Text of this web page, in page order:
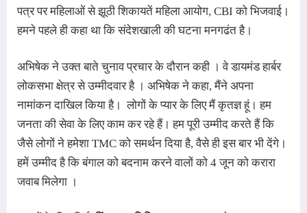
पत्र पर महिलाओं से झूठी शिकायतें महिला आयोग, CBI को भिजवाई।
हमने पहले ही कहा था कि संदेशखाली की घटना मनगढंत है।
अभिषेक ने उक्त बाते चुनाव प्रचार के दौरान कही । वे डायमंड हार्बर
लोकसभा क्षेत्र से उम्मीदवार है । अभिषेक ने कहा, मैंने अपना
नामांकन दाखिल किया है। लोगों के प्यार के लिए मैं कृतज्ञ हूं। हम
जनता की सेवा के लिए काम कर रहे हैं। हम पूरी उम्मीद करते हैं कि
जैसे लोगों ने हमेशा TMC को समर्थन दिया है, वैसे ही इस बार भी देंगे।
हमें उम्मीद है कि बंगाल को बदनाम करने वालों को 4 जून को करारा
जवाब मिलेगा ।